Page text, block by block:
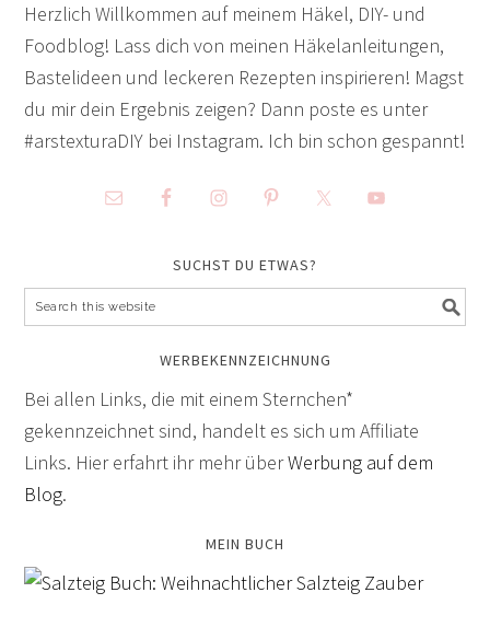
Herzlich Willkommen auf meinem Häkel, DIY- und
Foodblog! Lass dich von meinen Häkelanleitungen,
Bastelideen und leckeren Rezepten inspirieren! Magst
du mir dein Ergebnis zeigen? Dann poste es unter
#arstexturaDIY bei Instagram. Ich bin schon gespannt!
SUCHST DU ETWAS?
WERBEKENNZEICHNUNG
Bei allen Links, die mit einem Sternchen*
gekennzeichnet sind, handelt es sich um Affiliate
Links. Hier erfahrt ihr mehr überWerbung auf dem
Blog.
MEIN BUCH